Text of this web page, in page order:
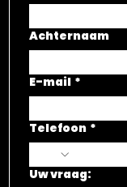
Achternaam
E-mail *
Telefoon *
Uw vraag: